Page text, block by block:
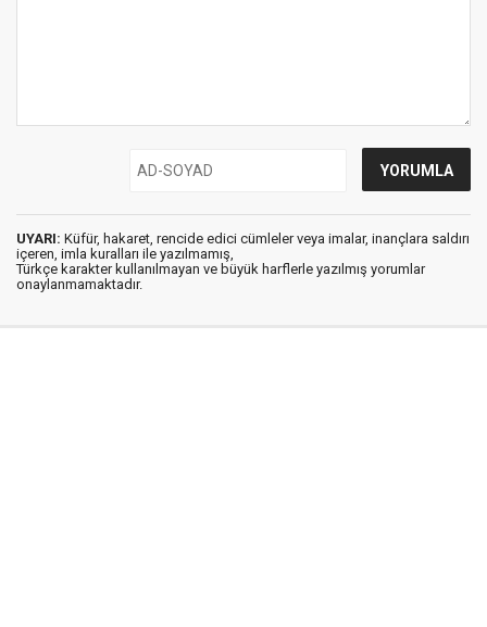
UYARI: Küfür, hakaret, rencide edici cümleler veya imalar, inançlara saldırı
içeren, imla kuralları ile yazılmamış,
Türkçe karakter kullanılmayan ve büyük harflerle yazılmış yorumlar
onaylanmamaktadır.